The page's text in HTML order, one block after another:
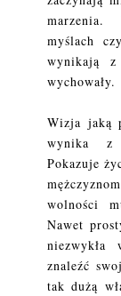
marzenia.
myślach
wynikają
wychowały.
Wizja jaką
wynika z
Pokazuje
wolności
Nawet
niezwykła
znaleźć
tak dużą